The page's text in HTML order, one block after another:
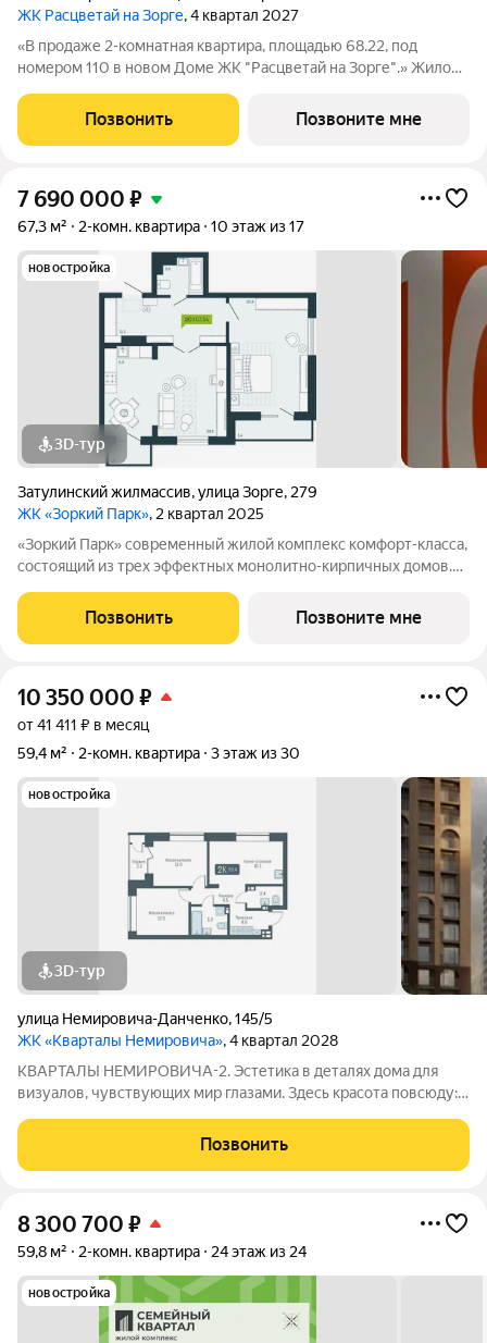
ЖК Расцветай на Зорге, 4 квартал 2027
«В продаже 2-комнатная квартира, площадью 68.22, под
номером 110 в новом Доме ЖК "Расцветай на Зорге".» Жилой
чистом месте Кировского района, на ул. Зорге. Квартал
объединит 11 домов на
Позвонить Позвоните мне
7 690 000 ₽
67,3 м² 2-комн. квартира 10 этаж из 17
новостройка
3D-тур
Затулинский жилмассив,улица Зорге, 279
ЖК «Зоркий Парк», 2 квартал 2025
«Зоркий Парк» современный жилой комплекс комфорт-класса,
состоящий из трех эффектных монолитно-кирпичных домов.
зонами, игровыми и спортивными площадками. Комплекс
строится в Кировском районе, в 15
Позвонить Позвоните мне
10 350 000 ₽
от 41 411 ₽ в месяц
59,4 м²
2-комн. квартира 3 этаж из 30
новостройка
3D-тур
улица Немировича-Данченко,145/5
ЖК «Кварталы Немировича», 4 квартал 2028
КВАРТАЛЫ НЕМИРОВИЧА-2. Эстетика в деталях дома для
визуалов, чувствующих мир глазами. Здесь красота повсюду: в
вторым светом и спокойном зеркале Оби за окном.
Позвонить
8 300 700 ₽
59,8 м² 2-комн. квартира 24 этаж из 24
новостройка